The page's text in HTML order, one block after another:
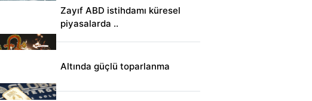
Zayıf ABD istihdamı küresel
piyasalarda ..
Altında güçlü toparlanma